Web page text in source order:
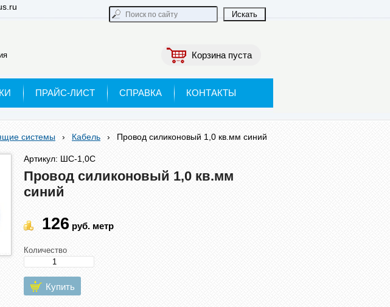
Корзина пуста
ПРАЙС-ЛИСТ СПРАВКА КОНТАКТЫ
системы › Кабель › Провод силиконовый 1,0 кв.мм синий
Артикул: ШС-1,0С
Провод силиконовый 1,0 кв.мм
синий
126 руб. метр
Количество
Купить